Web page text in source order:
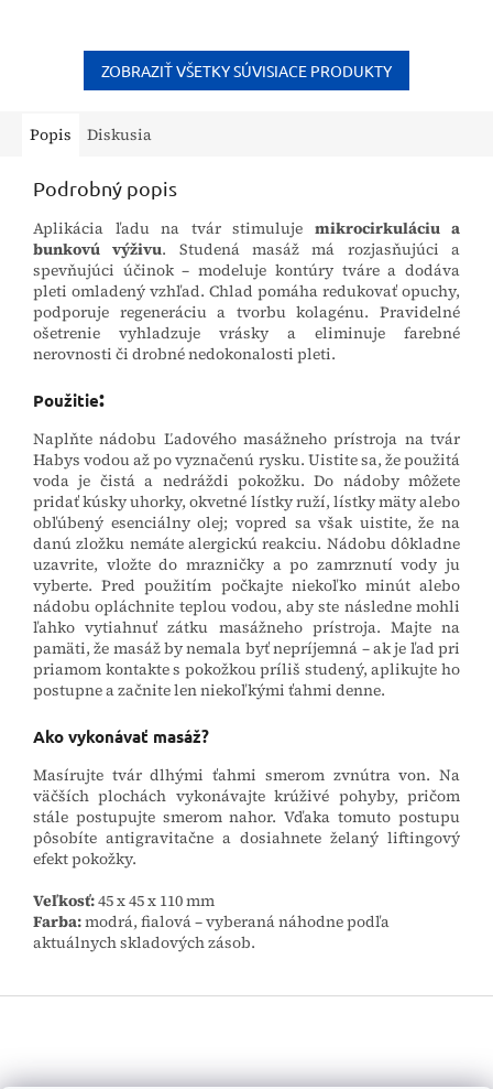
túto časť tela. Ramenný...
tankov a uzavretých
zariadení....
ZOBRAZIŤ VŠETKY SÚVISIACE PRODUKTY
Popis Diskusia
Podrobný popis
Aplikácia ľadu na tvár stimuluje mikrocirkuláciu a
bunkovú výživu. Studená masáž má rozjasňujúci a
spevňujúci účinok – modeluje kontúry tváre a dodáva
pleti omladený vzhľad. Chlad pomáha redukovať opuchy,
podporuje regeneráciu a tvorbu kolagénu. Pravidelné
ošetrenie vyhladzuje vrásky a eliminuje farebné
nerovnosti či drobné nedokonalosti pleti.
Použitie:
Naplňte nádobu Ľadového masážneho prístroja na tvár
Habys vodou až po vyznačenú rysku. Uistite sa, že použitá
voda je čistá a nedráždi pokožku. Do nádoby môžete
pridať kúsky uhorky, okvetné lístky ruží, lístky mäty alebo
obľúbený esenciálny olej; vopred sa však uistite, že na
danú zložku nemáte alergickú reakciu. Nádobu dôkladne
uzavrite, vložte do mrazničky a po zamrznutí vody ju
vyberte. Pred použitím počkajte niekoľko minút alebo
nádobu opláchnite teplou vodou, aby ste následne mohli
ľahko vytiahnuť zátku masážneho prístroja. Majte na
pamäti, že masáž by nemala byť nepríjemná – ak je ľad pri
priamom kontakte s pokožkou príliš studený, aplikujte ho
postupne a začnite len niekoľkými ťahmi denne.
Ako vykonávať masáž?
Masírujte tvár dlhými ťahmi smerom zvnútra von. Na
väčších plochách vykonávajte krúživé pohyby, pričom
stále postupujte smerom nahor. Vďaka tomuto postupu
pôsobíte antigravitačne a dosiahnete želaný liftingový
efekt pokožky.
Veľkosť:45 x 45 x 110 mm
Farba:modrá, fialová – vyberaná náhodne podľa
aktuálnych skladových zásob.
Z
ä